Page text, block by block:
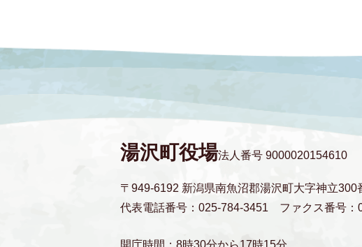
湯沢町役場法人番号 9000020154610
〒949-6192 新潟県南魚沼郡湯沢町大字神立300
代表電話番号：025-784-3451 ファクス番号：
開庁時間：8時30分から17時15分